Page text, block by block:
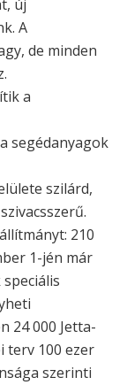
új
A
de minden
a
segédanyagok
szilárd,
210
1-jén már
24 000 Jetta-
terv 100 ezer
szerinti